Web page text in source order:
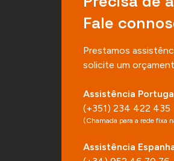
Fale
Prestamos
solicite um
Assistência
(+351) 234 422 435
(Chamada para a rede fixa
Assistência